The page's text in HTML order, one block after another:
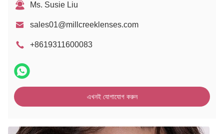
Ms. Susie Liu
sales01@millcreeklenses.com
+8619311600083
এখনই যোগাযোগ করুন